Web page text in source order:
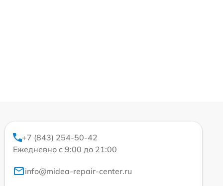
+7 (843) 254-50-42
Ежедневно с 9:00 до 21:00
info@midea-repair-center.ru